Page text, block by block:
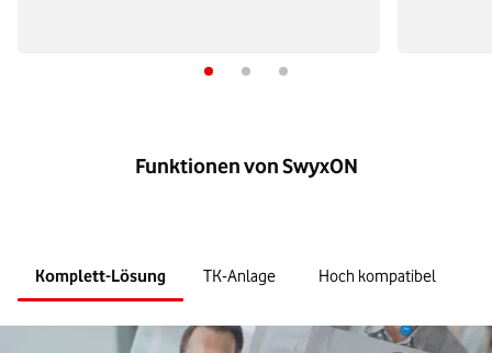
Funktionen von SwyxON
Komplett-Lösung TK-Anlage Hoch kompatibel